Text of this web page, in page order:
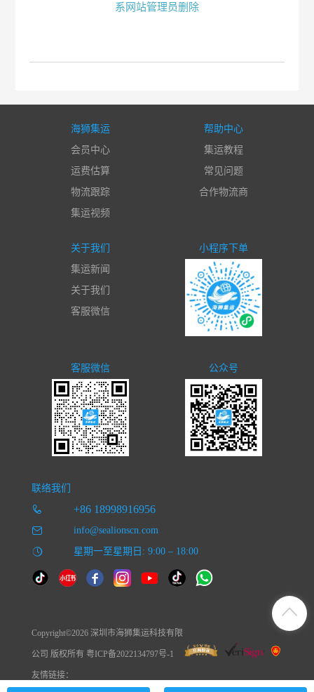
系网站管理员删除
海狮集运
会员中心
运费估算
物流跟踪
集运视频
帮助中心
集运教程
常见问题
合作物流商
关于我们
集运新闻
关于我们
客服微信
小程序下单
客服微信 公众号
联络我们
+86 18998916956
info@sealionscn.com
星期一至星期日: 9:00 – 18:00
Copyright©2026 深圳市海狮集运科技有限
公司 版权所有 粤ICP备2022134797号-1
友情链接：